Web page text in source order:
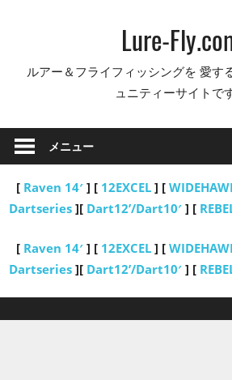
Lure-
ルアー＆フライフィッシングを 愛す
ュニティーサイトです
メニュー
[ Raven 14′ ] [ 12EXCEL ] [
Dartseries][ Dart12’/Dart10′] [
[ Raven 14′ ] [ 12EXCEL ] [
Dartseries][ Dart12’/Dart10′] [